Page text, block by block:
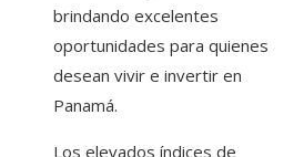
brindando excelentes
oportunidades para quienes
desean vivir e invertir en
Panamá.
Los elevados índices de